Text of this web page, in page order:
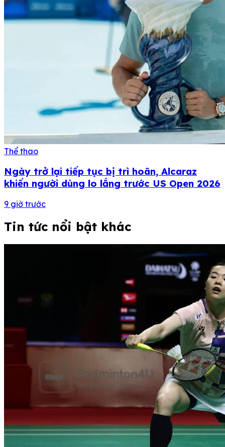
Thể thao
Ngày trở lại tiếp tục bị trì hoãn, Alcaraz
khiến người dùng lo lắng trước US Open 2026
9 giờ trước
Tin tức nổi bật khác